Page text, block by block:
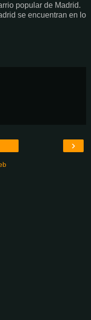
popular de Madrid.
se encuentran en lo
›